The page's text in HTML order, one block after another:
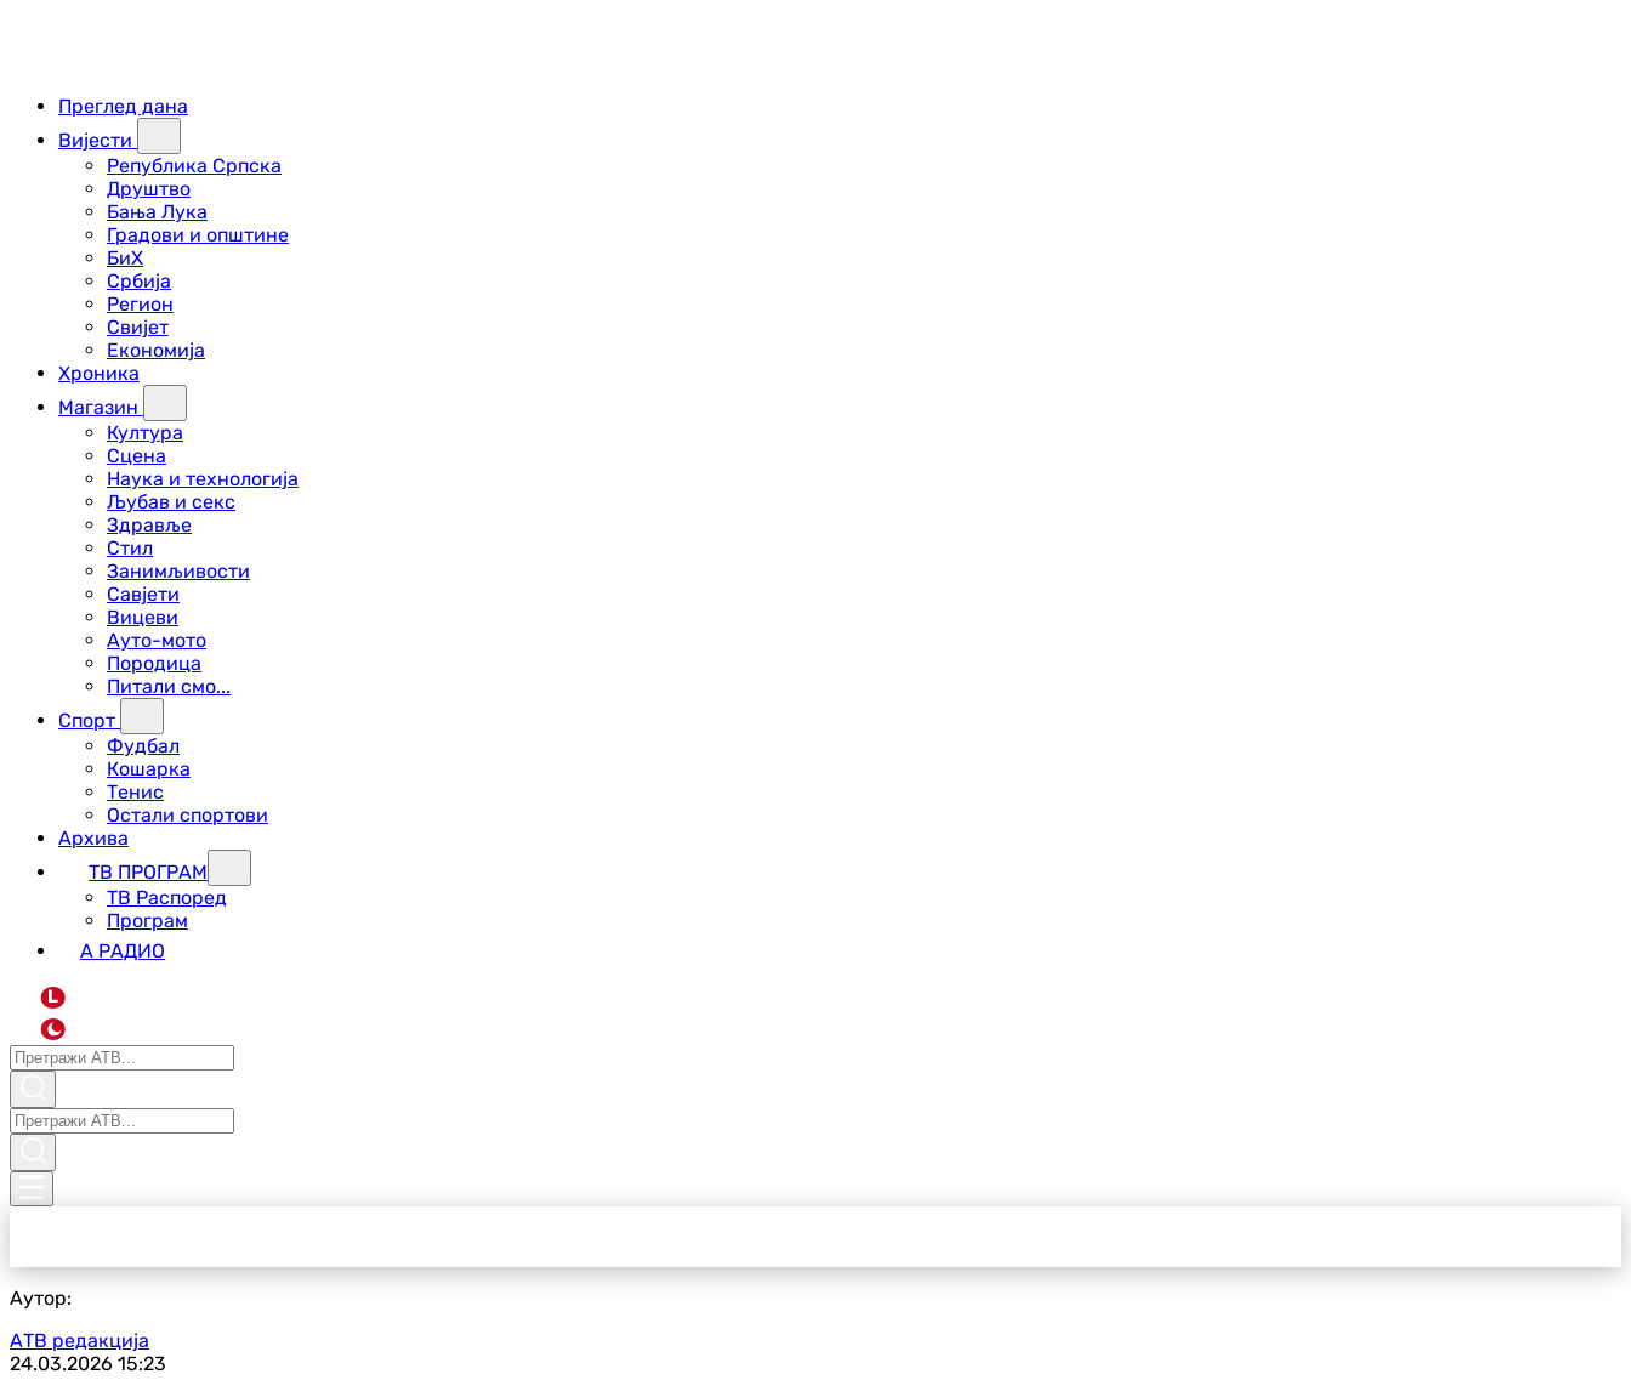
Преглед дана
Вијести
Република Српска
Друштво
Бања Лука
Градови и општине
БиХ
Србија
Регион
Свијет
Економија
Хроника
Магазин
Култура
Сцена
Наука и технологија
Љубав и секс
Здравље
Стил
Занимљивости
Савјети
Вицеви
Ауто-мото
Породица
Питали смо...
Спорт
Фудбал
Кошарка
Тенис
Остали спортови
Архива
ТВ ПРОГРАМ
ТВ Распоред
Програм
А РАДИО
L
Аутор:
АТВ редакција
24.03.2026 15:23